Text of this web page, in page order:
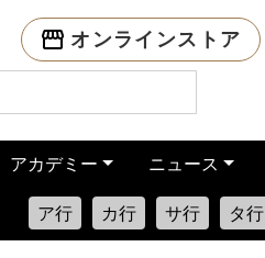
オンラインストア
アカデミー ニュース
ア行 カ行 サ行 タ行